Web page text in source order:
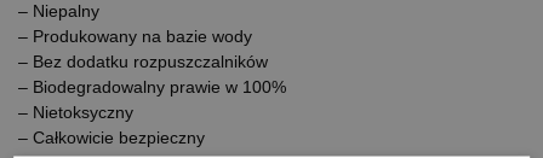
– Niepalny
– Produkowany na bazie wody
– Bez dodatku rozpuszczalników
– Biodegradowalny prawie w 100%
– Nietoksyczny
– Całkowicie bezpieczny